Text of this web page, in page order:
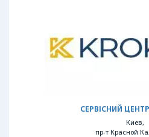
СЕРВІСНИЙ
Киев,
пр-т Красной